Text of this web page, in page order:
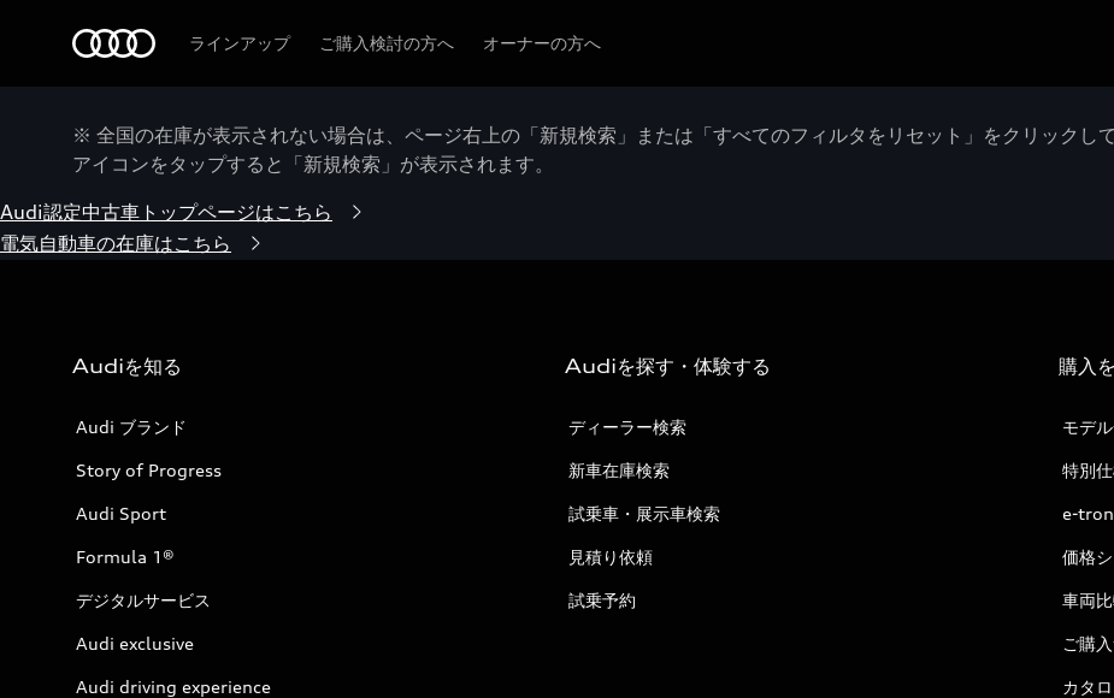
ラインアップ ご購入検討の方へ オーナーの方へ
※ 全国の在庫が表示されない場合は、ページ右上の「新規検索」または「すべてのフィルタをリセット」をクリックし
アイコンをタップすると「新規検索」が表示されます。
Audi認定中古車トップページはこちら
電気自動車の在庫はこちら
Audiを知る
Audi ブランド
Story of Progress
Audi Sport
Formula 1®
デジタルサービス
Audi exclusive
Audi driving experience
Audiを探す・体験する
ディーラー検索
新車在庫検索
試乗車・展示車検索
見積り依頼
試乗予約
購入
モデ
特別
e-tron
価格
車両
ご購
カタ